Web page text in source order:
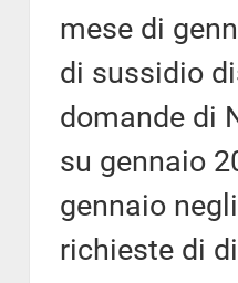
mese di
di sussidio
domande di
su gennaio
gennaio
richieste di